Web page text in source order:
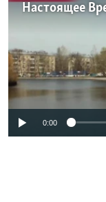
Настоящее
No
0:00